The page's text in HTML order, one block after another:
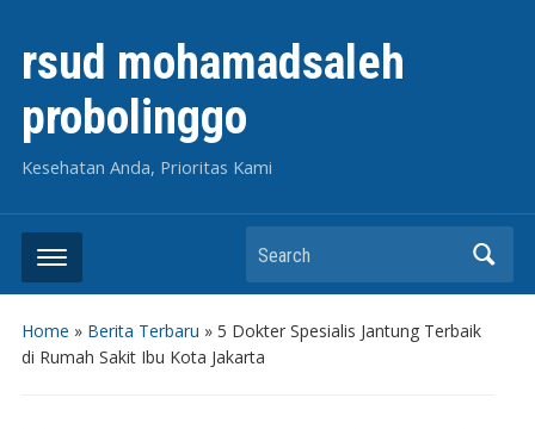
rsud mohamadsaleh
probolinggo
Kesehatan Anda, Prioritas Kami
Search
Home » Berita Terbaru » 5 Dokter Spesialis Jantung Terbaik
di Rumah Sakit Ibu Kota Jakarta